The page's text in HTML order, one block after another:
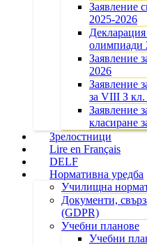
Заявление
2025-2026
олимпиади
Заявление
2026
Заявление
за VIII З
Заявление
класиране
Зрелостници
Lire en Français
DELF
Нормативна уредба
Училищна
Документи,
(GDPR)
Учебни планове
Учебни